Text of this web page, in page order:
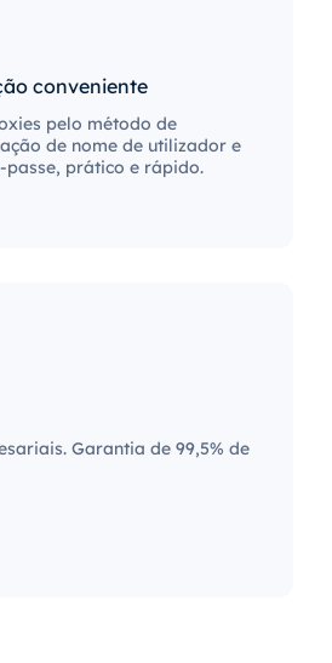
conveniente
pelo método de
de nome de utilizador e
prático e rápido.
Garantia de 99,5% de